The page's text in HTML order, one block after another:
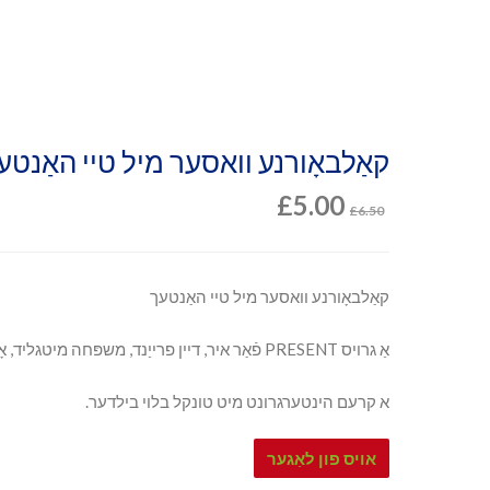
קאַלבאָורנע וואסער מיל טיי
£6.50
£5.00
קאַלבאָורנע וואסער מיל טיי האַנטעך
אַ גרויס PRESENT פֿאַר איר, דיין פרייַנד, משפּחה מיטגליד, אָדער ווער עס יז וואס ליב דעם פּראָדוקט.
א קרעם הינטערגרונט מיט טונקל בלוי בילדער.
אויס פון לאַגער